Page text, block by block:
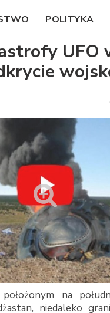
POLITYKA
UFO
na
niedaleko